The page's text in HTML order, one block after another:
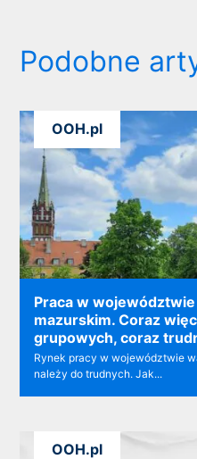
Podobne
Praca w
mazurskim. Coraz
grupowych, coraz
Rynek pracy w województwie
należy do trudnych. Jak...
OOH.pl
OOH.pl